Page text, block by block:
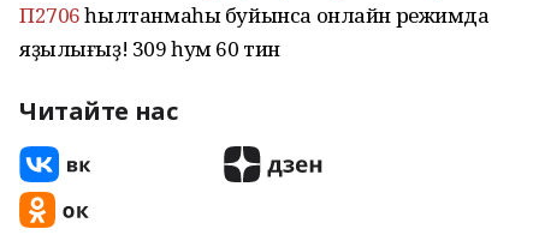
П2706һылтанмаһы буйынса онлайн режимда
яҙылығыҙ! 309 һум 60 тин
Читайте нас